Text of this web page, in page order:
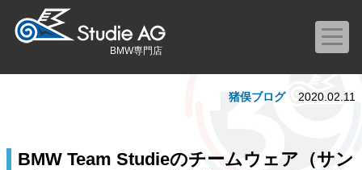
BMW専門店
BMW Team Studieのチームウェア（サン
猪俣ブログ 2020.02.11